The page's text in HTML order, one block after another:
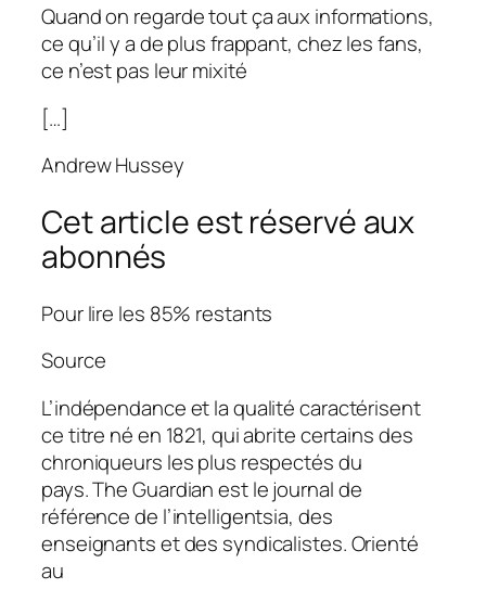
Quand on regarde tout ça aux informations,
ce qu’il y a de plus frappant, chez les fans,
ce n’est pas leur mixité
[…]
Andrew Hussey
Cet article est réservé aux
abonnés
Pour lire les 85% restants
Source
L’indépendance et la qualité caractérisent
ce titre né en 1821, qui abrite certains des
chroniqueurs les plus respectés du
pays.The Guardianest le journal de
référence de l’intelligentsia, des
enseignants et des syndicalistes. Orienté
au